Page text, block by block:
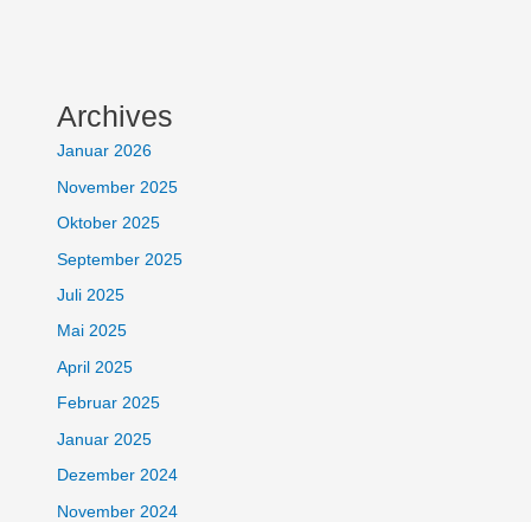
Archives
Januar 2026
November 2025
Oktober 2025
September 2025
Juli 2025
Mai 2025
April 2025
Februar 2025
Januar 2025
Dezember 2024
November 2024